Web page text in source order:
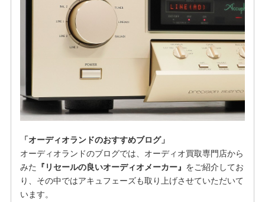
「オーディオランドのおすすめブログ」
オーディオランドのブログでは、オーディオ買取専門店から
みた
『リセールの良いオーディオメーカー』 をご紹介してお
り、その中ではアキュフェーズも取り上げさせていただいて
います。